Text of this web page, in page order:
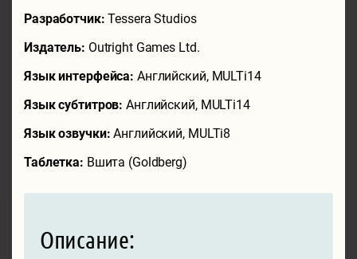
Разработчик:Tessera Studios
Издатель: Outright Games Ltd.
Язык интерфейса: Английский, MULTi14
Язык субтитров:Английский, MULTi14
Язык озвучки:Английский, MULTi8
Таблетка: Вшита (Goldberg)
Описание: